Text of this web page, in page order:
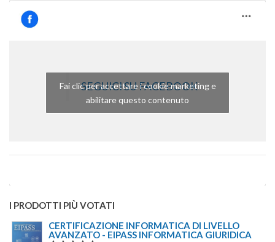
SEGUICI SU FACEBOOK
Fai clic per accettare i cookie marketing e
abilitare questo contenuto
I PRODOTTI PIÙ VOTATI
CERTIFICAZIONE INFORMATICA DI LIVELLO
AVANZATO - EIPASS INFORMATICA GIURIDICA